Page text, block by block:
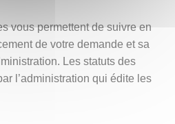
vous permettent de suivre en
de votre demande et sa
Les statuts des
l’administration qui édite les